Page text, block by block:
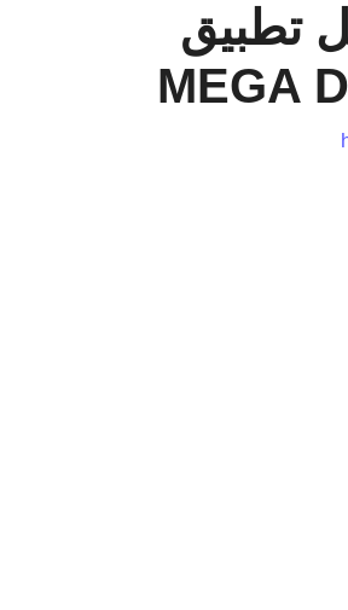
تطبيق
MEGA